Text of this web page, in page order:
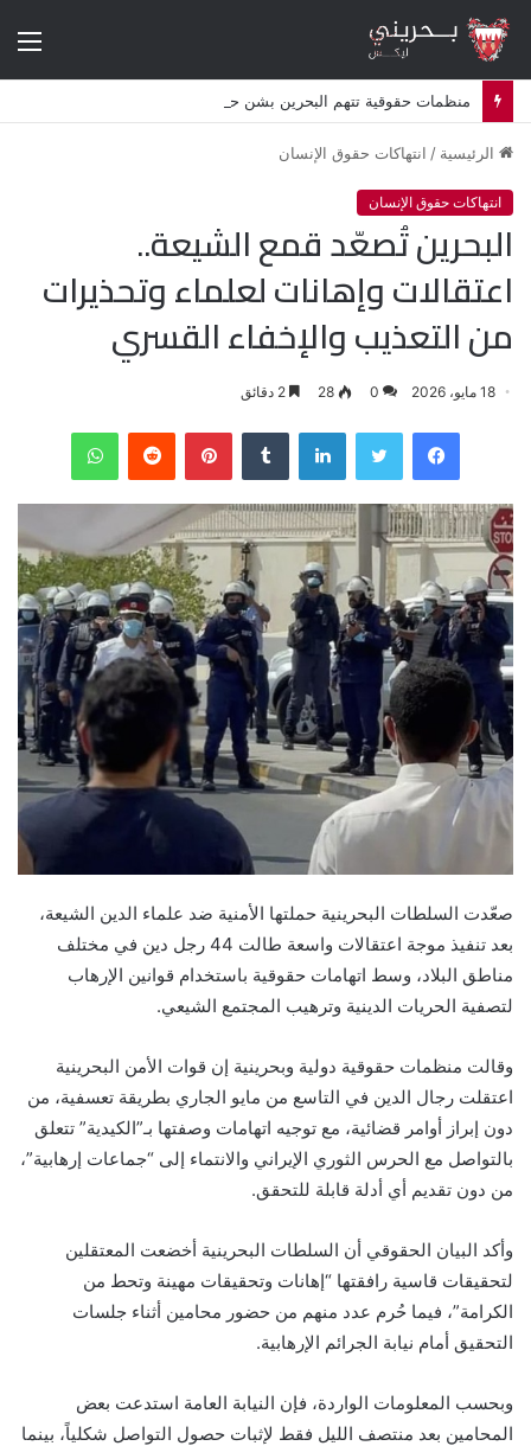
الرئيسية / انتهاكات حقوق الإنسان
انتهاكات حقوق الإنسان
البحرين تُصعّد قمع الشيعة..
اعتقالات وإهانات لعلماء وتحذيرات
من التعذيب والإخفاء القسري
18 مايو، 2026 0
28
فيسبوك لينكدإن بينتيريست
صعّدت السلطات البحرينية حملتها الأمنية ضد علماء الدين الشيعة،
بعد تنفيذ موجة اعتقالات واسعة طالت 44 رجل دين في مختلف
مناطق البلاد، وسط اتهامات حقوقية باستخدام قوانين الإرهاب
لتصفية الحريات الدينية وترهيب المجتمع الشيعي.
وقالت منظمات حقوقية دولية وبحرينية إن قوات الأمن البحرينية
اعتقلت رجال الدين في التاسع من مايو الجاري بطريقة تعسفية، من
دون إبراز أوامر قضائية، مع توجيه اتهامات وصفتها بـ”الكيدية” تتعلق
بالتواصل مع الحرس الثوري الإيراني والانتماء إلى “جماعات إرهابية”،
من دون تقديم أي أدلة قابلة للتحقق.
وأكد البيان الحقوقي أن السلطات البحرينية أخضعت المعتقلين
لتحقيقات قاسية رافقتها “إهانات وتحقيقات مهينة وتحط من
الكرامة”، فيما حُرم عدد منهم من حضور محامين أثناء جلسات
التحقيق أمام نيابة الجرائم الإرهابية.
وبحسب المعلومات الواردة، فإن النيابة العامة استدعت بعض
المحامين بعد منتصف الليل فقط لإثبات حصول التواصل شكلياً، بينما